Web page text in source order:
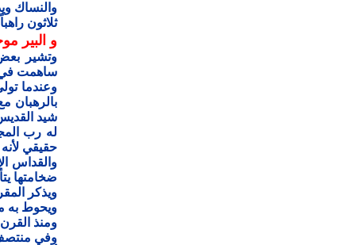
والنساك
ثلاثون
و البير
ساهمت في
له رب
حقيقي
والقداس
ضخامتها
ويذكر
ويحوط به
ومنذ
وفي منتصف